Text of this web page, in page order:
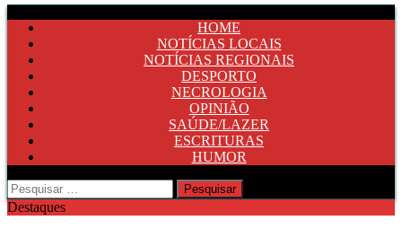
HOME
NOTÍCIAS LOCAIS
NOTÍCIAS REGIONAIS
DESPORTO
NECROLOGIA
OPINIÃO
SAÚDE/LAZER
ESCRITURAS
HUMOR
Pesquisar
por:
Destaques